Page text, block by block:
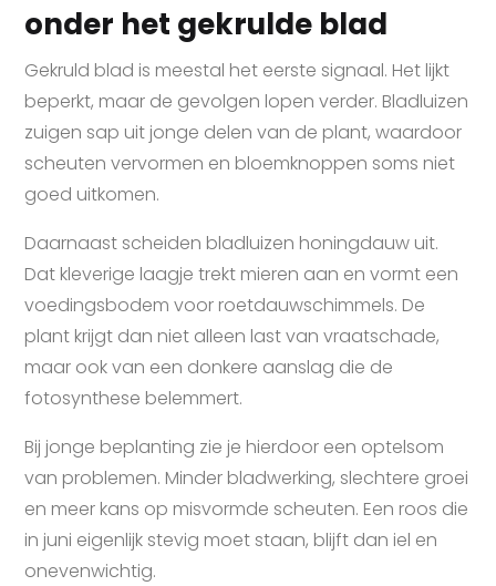
onder het gekrulde blad
Gekruld blad is meestal het eerste signaal. Het lijkt
beperkt, maar de gevolgen lopen verder. Bladluizen
zuigen sap uit jonge delen van de plant, waardoor
scheuten vervormen en bloemknoppen soms niet
goed uitkomen.
Daarnaast scheiden bladluizen honingdauw uit.
Dat kleverige laagje trekt mieren aan en vormt een
voedingsbodem voor roetdauwschimmels. De
plant krijgt dan niet alleen last van vraatschade,
maar ook van een donkere aanslag die de
fotosynthese belemmert.
Bij jonge beplanting zie je hierdoor een optelsom
van problemen. Minder bladwerking, slechtere groei
en meer kans op misvormde scheuten. Een roos die
in juni eigenlijk stevig moet staan, blijft dan iel en
onevenwichtig.